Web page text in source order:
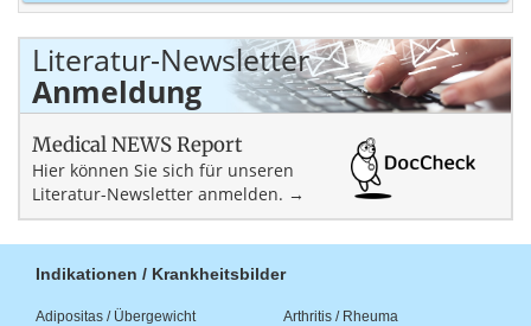
Literatur-Newsletter
Anmeldung
Medical NEWS Report
Hier können Sie sich für unseren
Literatur-Newsletter anmelden. →
Indikationen / Krankheitsbilder
Adipositas / Übergewicht
Arthritis / Rheuma